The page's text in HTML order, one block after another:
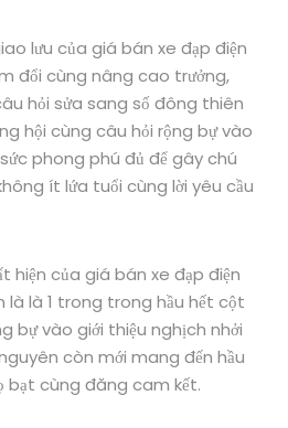
lưu của giá bán xe đạp điện
đổi cùng nâng cao trưởng,
hỏi sửa sang số đông thiên
hội cùng câu hỏi rộng bự vào
phong phú đủ để gây chú
ít lứa tuổi cùng lời yêu cầu
hiện của giá bán xe đạp điện
là là 1 trong trong hầu hết cột
bự vào giới thiệu nghịch nhởi
còn mới mang đến hầu
bạt cùng đăng cam kết.